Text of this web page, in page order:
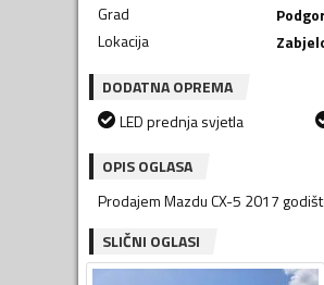
Grad
Lokacija
DODATNA OPREMA
LED prednja svjetla
OPIS OGLASA
Prodajem Mazdu CX-5 2017
SLIČNI OGLASI